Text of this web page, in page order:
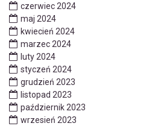
czerwiec 2024
maj 2024
kwiecień 2024
marzec 2024
luty 2024
styczeń 2024
grudzień 2023
listopad 2023
październik 2023
wrzesień 2023